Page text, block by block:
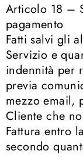
Articolo 18 –
pagamento
Fatti salvi gli
Servizio e
indennità per
previa
mezzo email,
Cliente che
Fattura entro
secondo